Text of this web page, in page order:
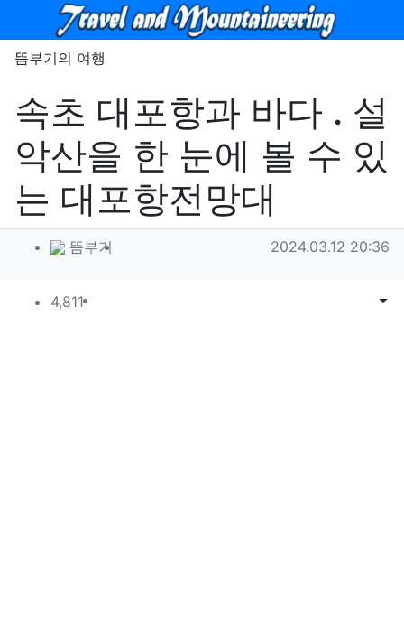
메뉴
뜸부기의 여행
속초 대포항과 바다 . 설
악산을 한 눈에 볼 수 있
는 대포항전망대
작성자 정보
뜸부기 작성일
2024.03.12 20:36
컨텐츠 정보
4,811조회 목록게